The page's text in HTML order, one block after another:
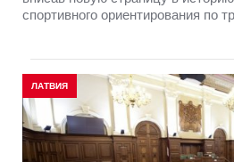
спортивного ориентирования по
ЛАТВИЯ